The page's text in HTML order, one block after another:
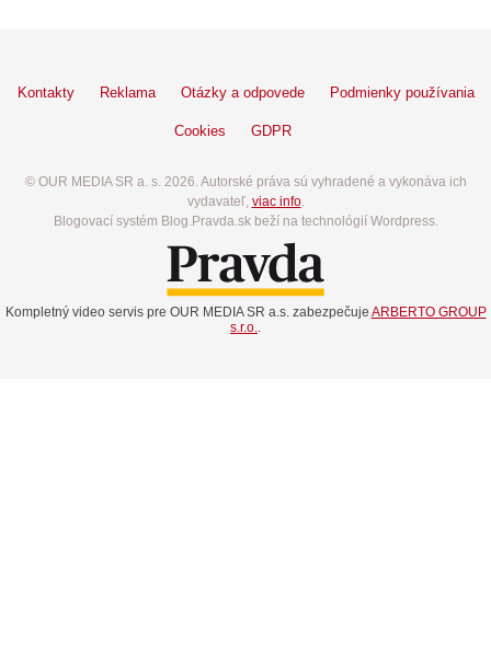
Kontakty Reklama Otázky a odpovede Podmienky používania
Cookies GDPR
© OUR MEDIA SR a. s. 2026. Autorské práva sú vyhradené a vykonáva ich
vydavateľ, viac info.
Blogovací systém Blog.Pravda.sk beží na technológií Wordpress.
Kompletný video servis pre OUR MEDIA SR a.s. zabezpečuje ARBERTO GROUP
s.r.o.